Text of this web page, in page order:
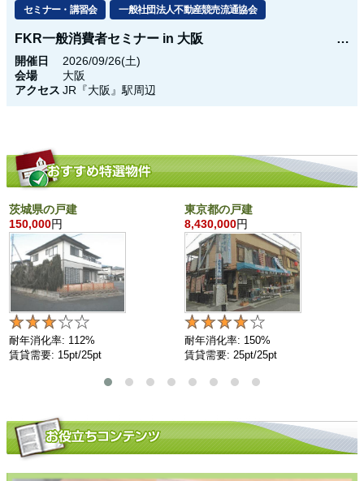
セミナー・講習会 一般社団法人不動産競売流通協会
FKR一般消費者セミナー in 大阪
開催日
2026/09/26(土)
会場
大阪
アクセス JR『大阪』駅周辺
茨城県の戸建
150,000円
耐年消化率: 112%
賃貸需要: 15pt/25pt
東京都の戸建
8,430,000円
耐年消化率: 150%
賃貸需要: 25pt/25pt